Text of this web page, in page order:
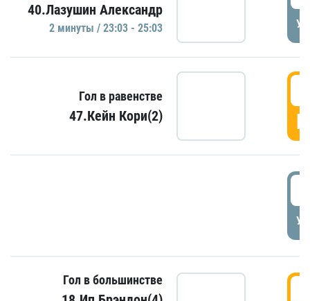
40.Лазушин Александр
2 минуты / 23:03 - 25:03
Гол в равенстве
47.Кейн Кори(2)
Гол в большинстве